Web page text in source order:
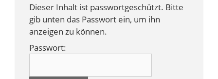
Dieser Inhalt ist passwortgeschützt. Bitte
gib unten das Passwort ein, um ihn
anzeigen zu können.
Passwort: